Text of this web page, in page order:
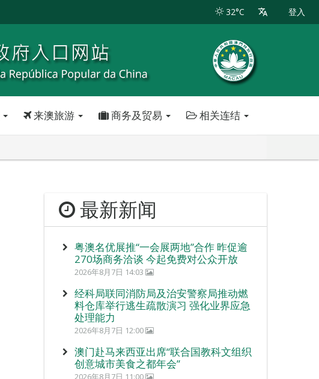
32°C 登入
来澳旅游 商务及贸易 相关连结
最新新闻
粤澳名优展推“一会展两地”合作 昨促逾
270场商务洽谈 今起免费对公众开放
2026年8月7日 14:03
经科局联同消防局及治安警察局推动燃
料仓库举行逃生疏散演习 强化业界应急
处理能力
2026年8月7日 12:00
澳门赴马来西亚出席“联合国教科文组织
创意城市美食之都年会”
2026年8月7日 11:00